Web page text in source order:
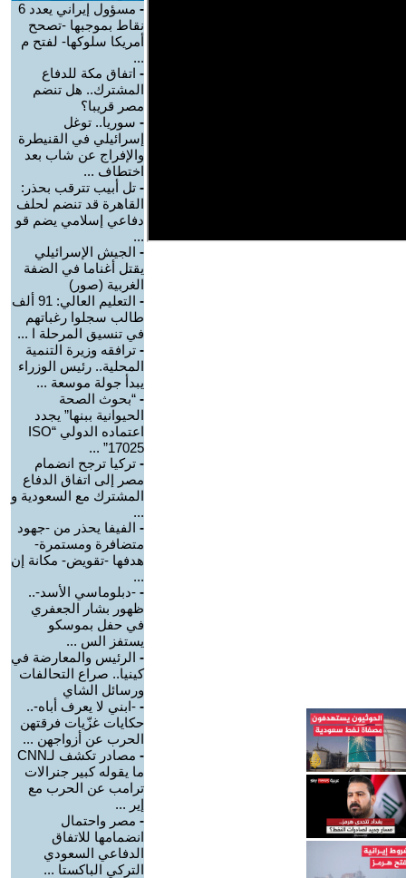
-
مسؤول إيراني يعدد 6
نقاط بموجبها -تصحح
أمريكا سلوكها- لفتح م
...
- اتفاق مكة للدفاع
المشترك.. هل تنضم
مصر قريبا؟
- سوريا.. توغل
إسرائيلي في القنيطرة
والإفراج عن شاب بعد
اختطاف ...
- تل أبيب تترقب بحذر:
القاهرة قد تنضم لحلف
دفاعي إسلامي يضم قو
...
- الجيش الإسرائيلي
يقتل أغناما في الضفة
الغربية (صور)
-
التعليم العالي: 91 ألف
طالب سجلوا رغباتهم
في تنسيق المرحلة ا ...
- ترافقه وزيرة التنمية
المحلية.. رئيس الوزراء
يبدأ جولة موسعة ...
- “بحوث الصحة
الحيوانية ببنها” يجدد
اعتماده الدولي “ISO
17025” ...
- تركيا ترجح انضمام
مصر إلى اتفاق الدفاع
المشترك مع السعودية و
...
- الفيفا يحذر من -جهود
متضافرة ومستمرة-
هدفها -تقويض- مكانة إن
...
- -دبلوماسي الأسد-..
ظهور بشار الجعفري
في حفل بموسكو
يستفز الس ...
- الرئيس والمعارضة في
كينيا.. صراع التحالفات
ورسائل الشاي
- -ابني لا يعرف أباه-..
حكايات غزّيات فرقتهن
الحرب عن أزواجهن ...
-
مصادر تكشف لـCNN
ما يقوله كبير جنرالات
ترامب عن الحرب مع
إير ...
- مصر واحتمال
انضمامها للاتفاق
الدفاعي السعودي
التركي الباكستا ...